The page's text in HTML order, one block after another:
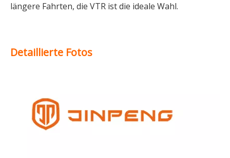
längere Fahrten, die VTR ist die ideale Wahl.
Detaillierte Fotos